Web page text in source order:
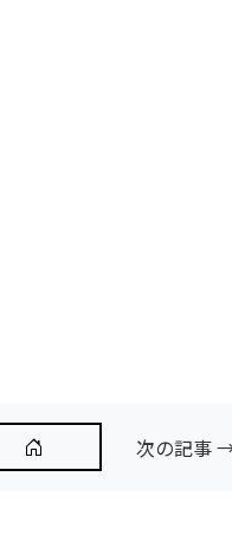
次の記事